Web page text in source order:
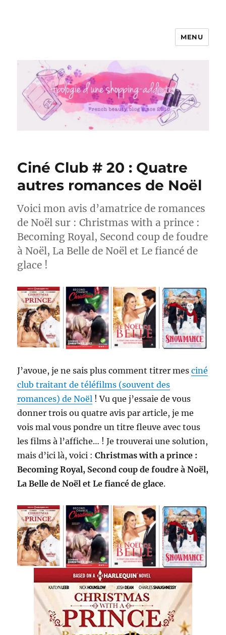
Apologie d'une Shopping-addicte
MENU
Ciné Club # 20 : Quatre
autres romances de Noël
Voici mon avis d’amatrice de romances
de Noël sur : Christmas with a prince :
Becoming Royal, Second coup de foudre
à Noël, La Belle de Noël et Le fiancé de
glace !
J’avoue, je ne sais plus comment titrer mesciné
club traitant de téléfilms (souvent des
romances) de Noël ! Vu que j’essaie de vous
donner trois ou quatre avis par article, je me
vois mal vous pondre un titre fleuve avec tous
les films à l’affiche… ! Je trouverai une solution,
mais d’ici là, voici :Christmas with a prince :
Becoming Royal, Second coup de foudre à Noël,
La Belle de Noël et Le fiancé de glace.